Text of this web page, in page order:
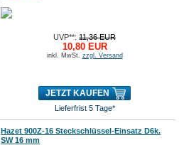
UVP**:11,36 EUR
10,80 EUR
inkl. MwSt. zzgl. Versand
JETZT KAUFEN
Lieferfrist 5 Tage*
Hazet 900Z-16 Steckschlüssel-Einsatz D6k.
SW 16 mm